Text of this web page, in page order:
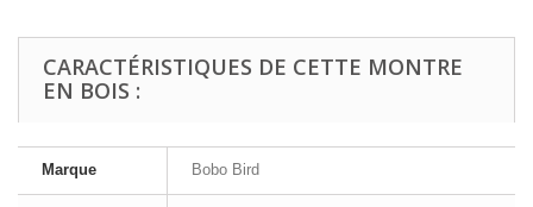
CARACTÉRISTIQUES DE CETTE MONTRE
EN BOIS :
Marque Bobo Bird